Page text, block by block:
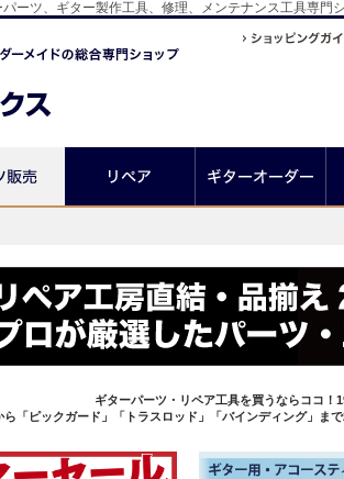
ツ、ギター製作工具、修理、メンテナンス工具専門
ギターパーツ・リペア工具を買うならココ！
ら「ピックガード」「トラスロッド」「バインディング」ま